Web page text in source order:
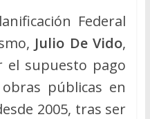
Federal
Julio De Vido,
el supuesto pago
públicas en
2005, tras ser